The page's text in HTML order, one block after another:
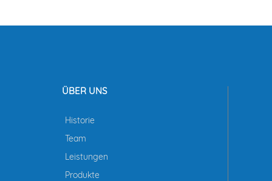
ÜBER UNS
Historie
Team
Leistungen
Produkte